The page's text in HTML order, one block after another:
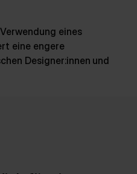
eines
eine engere
Designer:innen und